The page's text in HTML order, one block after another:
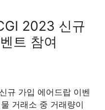
2023 신규
트 참여
규 가입 에어드랍 이벤
거래소 중 거래량이